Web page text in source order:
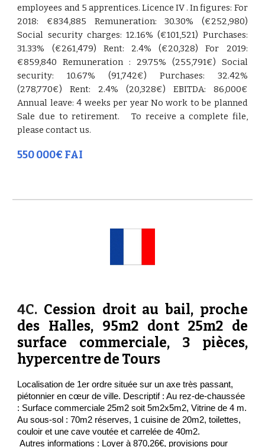
employees and 5 apprentices. Licence IV . In figures: For
2018: €834,885 Remuneration: 30.30% (€252,980)
Social security charges: 12.16% (€101,521) Purchases:
31.33% (€261,479) Rent: 2.4% (€20,328) For 2019:
€859,840 Remuneration : 29.75% (255,791€) Social
security: 10.67% (91,742€) Purchases: 32.42%
(278,770€) Rent: 2.4% (20,328€) EBITDA: 86,000€
Annual leave: 4 weeks per year No work to be planned
Sale due to retirement. To receive a complete file,
please contact us.
550 000€ FAI
4C. Cession droit au bail, proche
des Halles, 95m2 dont 25m2 de
surface commerciale, 3 pièces,
hypercentre de Tours
Localisation de 1er ordre située sur un axe très passant,
piétonnier en cœur de ville. Descriptif : Au rez-de-chaussée
: Surface commerciale 25m2 soit 5m2x5m2, Vitrine de 4 m.
Au sous-sol : 70m2 réserves, 1 cuisine de 20m2, toilettes,
couloir et une cave voutée et carrelée de 40m2.
Autres informations : Loyer à 870,26€, provisions pour